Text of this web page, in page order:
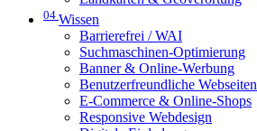
04 Wissen
Barrierefrei / WAI
Suchmaschinen-Optimierung
Banner & Online-Werbung
Benutzerfreundliche Webseiten
E-Commerce & Online-Shops
Responsive Webdesign